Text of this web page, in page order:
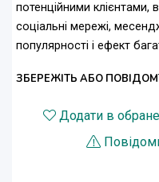
потенційними клієнтами,
соціальні мережі,
популярності і ефект
ЗБЕРЕЖІТЬ АБО
Додати в обране